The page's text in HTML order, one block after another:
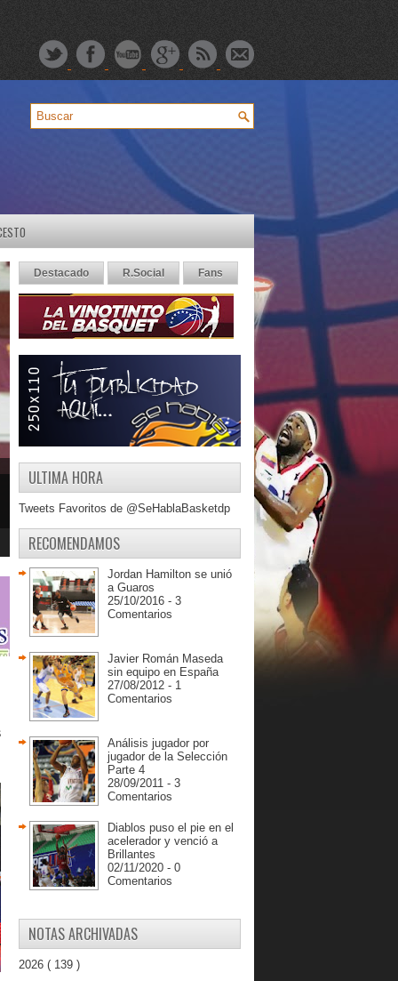
Destacado R.Social Fans
ULTIMA HORA
Tweets Favoritos de @SeHablaBasketdp
RECOMENDAMOS
Jordan Hamilton se unió
a Guaros
25/10/2016 - 3
Comentarios
Javier Román Maseda
sin equipo en España
27/08/2012 - 1
Comentarios
Análisis jugador por
jugador de la Selección
Parte 4
28/09/2011 - 3
Comentarios
Diablos puso el pie en el
acelerador y venció a
Brillantes
02/11/2020 - 0
Comentarios
NOTAS ARCHIVADAS
2026 ( 139 )